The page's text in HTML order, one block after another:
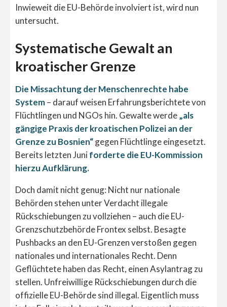
Inwieweit die EU-Behörde involviert ist, wird nun
untersucht.
Systematische Gewalt an
kroatischer Grenze
Die Missachtung der Menschenrechte habe
System– darauf weisen Erfahrungsberichtete von
Flüchtlingen und NGOs hin. Gewalte werde„als
gängige Praxis der kroatischen Polizei an der
Grenze zu Bosnien“gegen Flüchtlinge eingesetzt.
Bereits letzten Juniforderte die EU-Kommission
hierzu Aufklärung.
Doch damit nicht genug: Nicht nur nationale
Behörden stehen unter Verdacht illegale
Rückschiebungen zu vollziehen – auch die EU-
Grenzschutzbehörde Frontex selbst. Besagte
Pushbacks an den EU-Grenzen verstoßen gegen
nationales und internationales Recht. Denn
Geflüchtete haben das Recht, einen Asylantrag zu
stellen. Unfreiwillige Rückschiebungen durch die
offizielle EU-Behörde sind illegal. Eigentlich muss